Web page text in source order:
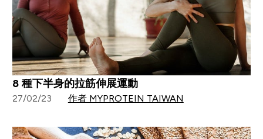
8 種下半身的拉筋伸展運動
27/02/23 作者 MYPROTEIN TAIWAN